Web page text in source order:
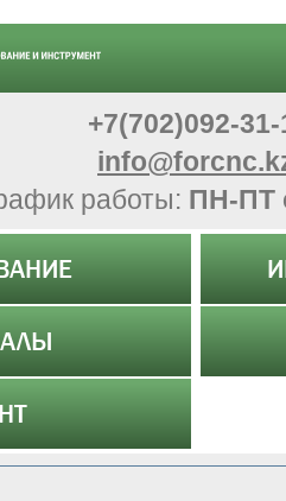
+7(702)092-31-
работы: ПН-ПТ